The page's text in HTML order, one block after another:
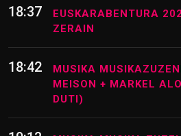
18:37
EUSKARABENTURA
ZERAIN
18:42
MUSIKA
MEISON + MARKEL
DUTI)